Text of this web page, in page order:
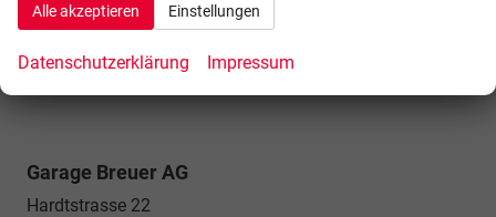
Garage Breuer AG
Hardtstrasse 22
Alle akzeptieren Einstellungen
Datenschutzerklärung Impressum